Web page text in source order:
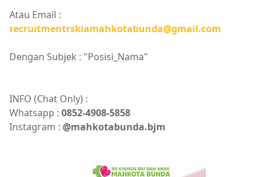
Atau Email :
recruitmentrskiamahkotabunda@gmail.com
Dengan Subjek : "Posisi_Nama"
INFO (Chat Only) :
Whatsapp : 0852-4908-5858
Instagram : @mahkotabunda.bjm